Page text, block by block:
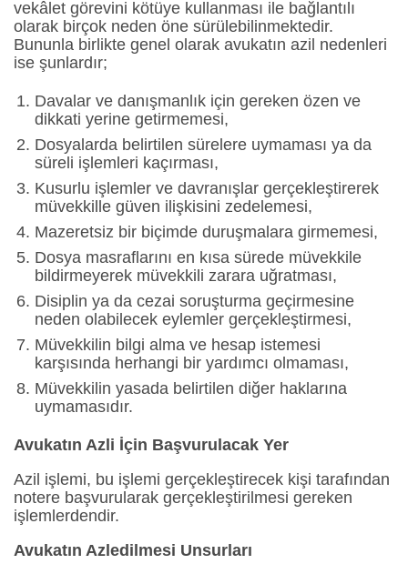
vekâlet görevini kötüye kullanması ile bağlantılı
olarak birçok neden öne sürülebilinmektedir.
Bununla birlikte genel olarak avukatın azil nedenleri
ise şunlardır;
Davalar ve danışmanlık için gereken özen ve
dikkati yerine getirmemesi,
Dosyalarda belirtilen sürelere uymaması ya da
süreli işlemleri kaçırması,
Kusurlu işlemler ve davranışlar gerçekleştirerek
müvekkille güven ilişkisini zedelemesi,
Mazeretsiz bir biçimde duruşmalara girmemesi,
Dosya masraflarını en kısa sürede müvekkile
bildirmeyerek müvekkili zarara uğratması,
Disiplin ya da cezai soruşturma geçirmesine
neden olabilecek eylemler gerçekleştirmesi,
Müvekkilin bilgi alma ve hesap istemesi
karşısında herhangi bir yardımcı olmaması,
Müvekkilin yasada belirtilen diğer haklarına
uymamasıdır.
Avukatın Azli İçin Başvurulacak Yer
Azil işlemi, bu işlemi gerçekleştirecek kişi tarafından
notere başvurularak gerçekleştirilmesi gereken
işlemlerdendir.
Avukatın Azledilmesi Unsurları